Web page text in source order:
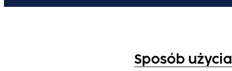
Sposób użycia